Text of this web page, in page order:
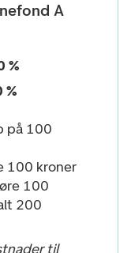
A
%
%
på 100
100 kroner
100
200
til